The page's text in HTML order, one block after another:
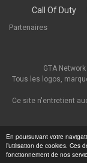
En poursuivant votre
l’utilisation de cookies. Ces
fonctionnement de nos
Call Of Duty
Partenaires
GTA
Tous les logos,
Ce site n'entretient